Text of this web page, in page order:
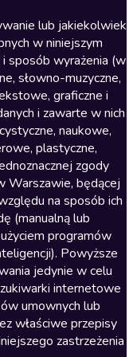
lub jakiekolwiek
w niniejszym
sposób wyrażenia (w
słowno-muzyczne,
graficzne i
i zawarte w nich
naukowe,
plastyczne,
zgody
Warszawie, będącej
na sposób ich
(manualną lub
programów
Powyższe
jedynie w celu
internetowe
umownych lub
właściwe przepisy
zastrzeżenia